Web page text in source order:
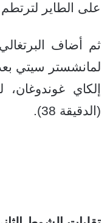
على الطاير لترتطم
ثم أضاف
لمانشستر سيتي
إلكاي
(الدقيقة 38).